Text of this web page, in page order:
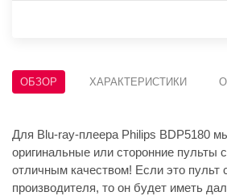
ОБЗОР ХАРАКТЕРИСТИКИ
Для Blu-ray-плеера Philips BDP5180
оригинальные или сторонние пульты
отличным качеством! Если это пульт
производителя, то он будет иметь